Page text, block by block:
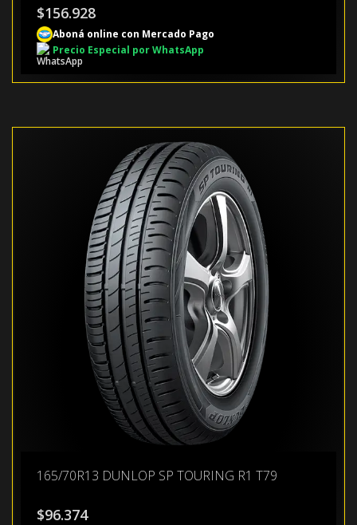
$156.928
Aboná online con Mercado Pago
Precio Especial por WhatsApp
165/70R13 DUNLOP SP TOURING R1 T79
$96.374